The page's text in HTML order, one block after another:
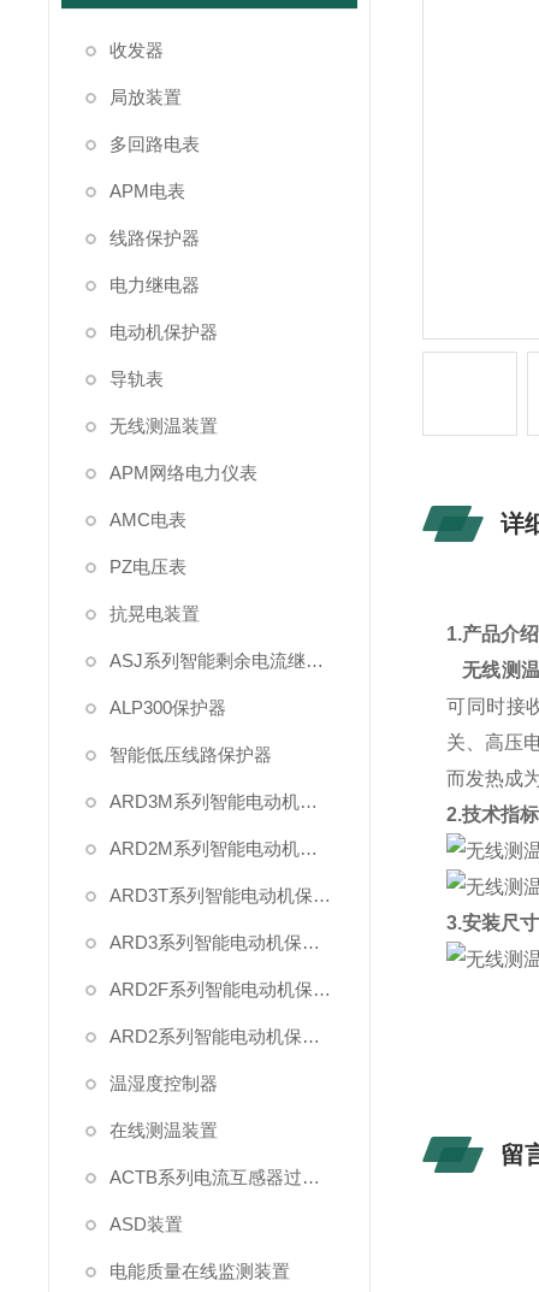
详
1.产品介绍
无线测
可同时接
关、高压
而发热成
2.技术指标
3.安装尺寸
留
收发器
局放装置
多回路电表
APM电表
线路保护器
电力继电器
电动机保护器
导轨表
无线测温装置
APM网络电力仪表
AMC电表
PZ电压表
抗晃电装置
ASJ系列智能剩余电流继电器
ALP300保护器
智能低压线路保护器
ARD3M系列智能电动机保护器
ARD2M系列智能电动机保护器
ARD3T系列智能电动机保护器
ARD3系列智能电动机保护器
ARD2F系列智能电动机保护器
ARD2系列智能电动机保护器
温湿度控制器
在线测温装置
ACTB系列电流互感器过电压保护器
ASD装置
电能质量在线监测装置